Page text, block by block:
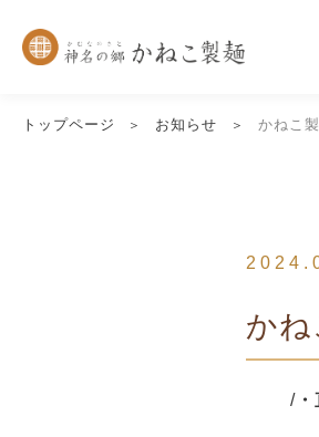
トップページ お知らせ かねこ
か
/・